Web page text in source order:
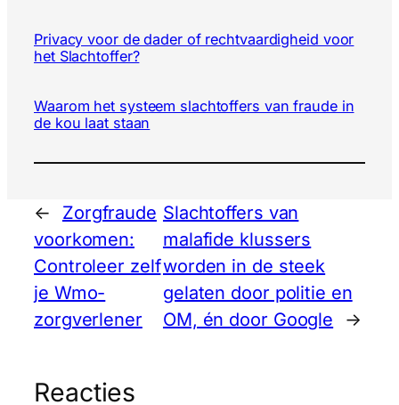
Privacy voor de dader of rechtvaardigheid voor
het Slachtoffer?
Waarom het systeem slachtoffers van fraude in
de kou laat staan
←
Zorgfraude
voorkomen:
Controleer zelf
je Wmo-
zorgverlener
Slachtoffers van
malafide klussers
worden in de steek
gelaten door politie en
OM, én door Google
→
Reacties